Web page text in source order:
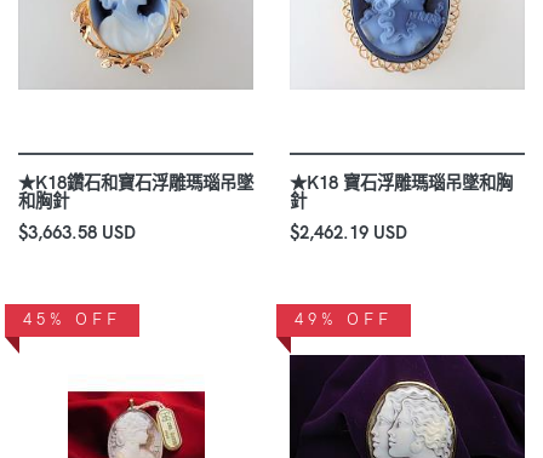
★K18鑽石和寶石浮雕瑪瑙吊墜
和胸針
$3,663.58 USD
★K18 寶石浮雕瑪瑙吊墜和胸
針
$2,462.19 USD
45% OFF 49% OFF